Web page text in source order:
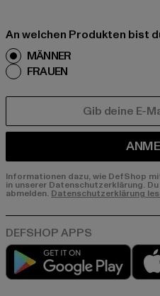
An welchen Produkten bist
MÄNNER
FRAUEN
Informationen dazu, wie DefShop
in unserer Datenschutzerklärung.
abmelden. Datenschutzerklärung
Play